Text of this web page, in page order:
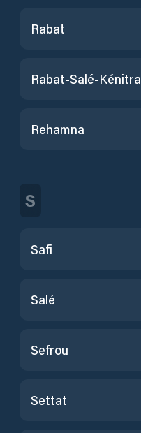
Rabat
Rabat-Salé-Kénitra
Rehamna
S
Safi
Salé
Sefrou
Settat